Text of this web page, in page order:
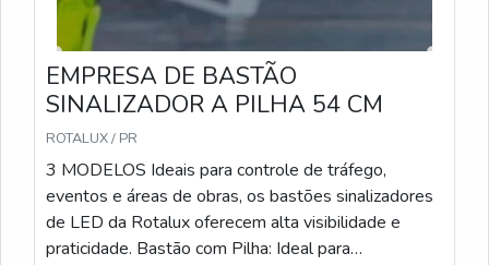
EMPRESA DE BASTÃO
SINALIZADOR A PILHA 54 CM
ROTALUX / PR
3 MODELOS Ideais para controle de tráfego,
eventos e áreas de obras, os bastões sinalizadores
de LED da Rotalux oferecem alta visibilidade e
praticidade. Bastão com Pilha: Ideal para